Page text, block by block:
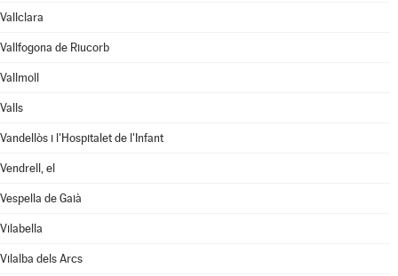
Vallclara
Vallfogona de Riucorb
Vallmoll
Valls
Vandellòs i l'Hospitalet de l'Infant
Vendrell, el
Vespella de Gaià
Vilabella
Vilalba dels Arcs